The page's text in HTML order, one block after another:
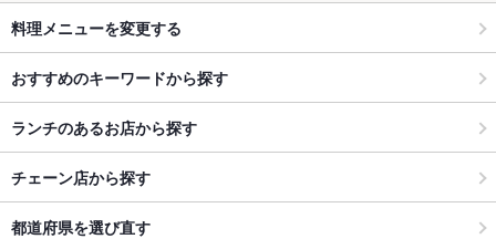
料理メニューを変更する
おすすめのキーワードから探す
ランチのあるお店から探す
チェーン店から探す
都道府県を選び直す